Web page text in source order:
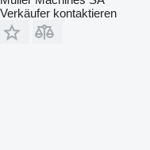
Verkäufer kontaktieren